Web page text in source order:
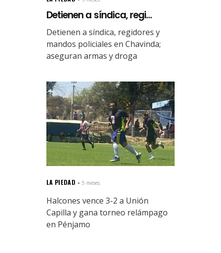
Detienen a síndica, regi...
Detienen a síndica, regidores y
mandos policiales en Chavinda;
aseguran armas y droga
LA PIEDAD 5 meses.
Halcones vence 3-2 a Unión
Capilla y gana torneo relámpago
en Pénjamo